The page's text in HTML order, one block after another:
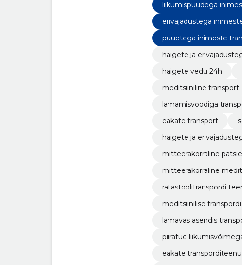
liikumispuudega
erivajadustega
puuetega inimeste
haigete ja
haigete vedu 24h
meditsiiniline transport
lamamisvoodiga
eakate transport
haigete ja
mitteerakorraline
mitteerakorraline
ratastoolitranspordi
meditsiinilise
lamavas asendis
piiratud
eakate